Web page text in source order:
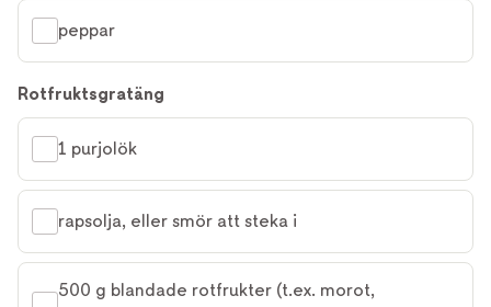
peppar
Rotfruktsgratäng
1 purjolök
rapsolja, eller smör att steka i
500 g blandade rotfrukter (t.ex. morot,